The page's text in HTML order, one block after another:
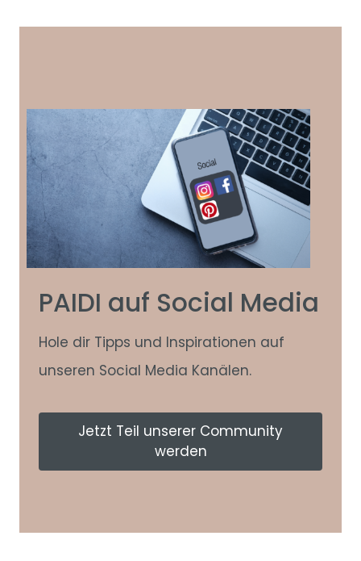
PAIDI auf Social Media
Hole dir Tipps und Inspirationen auf
unseren Social Media Kanälen.
Jetzt Teil unserer Community
werden